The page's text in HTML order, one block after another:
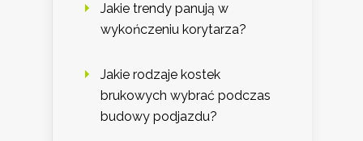
Jakie trendy panują w
wykończeniu korytarza?
Jakie rodzaje kostek
brukowych wybrać podczas
budowy podjazdu?